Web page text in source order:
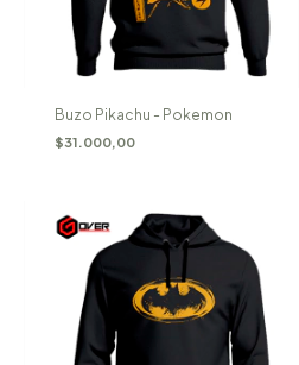
Buzo Pikachu - Pokemon
$31.000,00